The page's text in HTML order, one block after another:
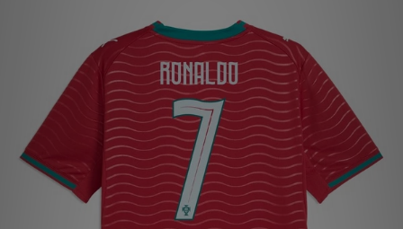
Fußball
Sport
Lade die APP